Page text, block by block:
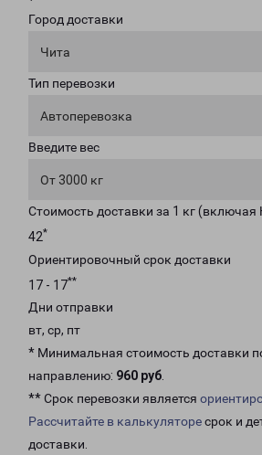
Город доставки
Чита
Тип перевозки
Автоперевозка
Введите вес
От 3000 кг
Стоимость доставки за 1 кг
42*
Ориентировочный срок доставки
17 - 17**
Дни отправки
вт, ср, пт
* Минимальная стоимость доставки
направлению: 960 руб.
** Срок перевозки является
Рассчитайте в калькуляторесрок и
доставки.